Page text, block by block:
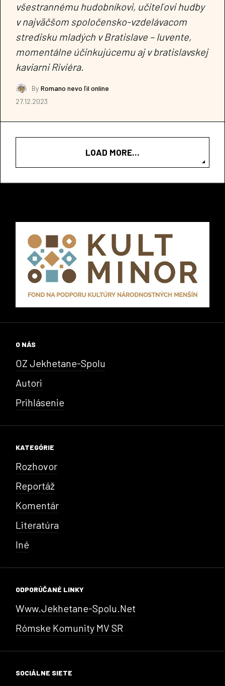
všestrannému hudobníkovi, učiteľovi hudby
v najväčšom spoločensko-vzdelávacom
stredisku mladých v Bratislave – Iuvente,
momentálne účinkujúcemu aj v bratislavskej
kaviarni Riviéra.
By Romano nevo ľil online
27.12.2023
LOAD MORE...
O NÁS
OZ Jekhetane-Spolu
Autori
Prihlásenie
KATEGÓRIE
Rozhovor
Reportáž
Komentár
Literatúra
Iné
ODPORÚČANÉ LINKY
Www.jekhetane-Spolu.net
Rómske Komunity MV SR
SOCIÁLNE SIETE